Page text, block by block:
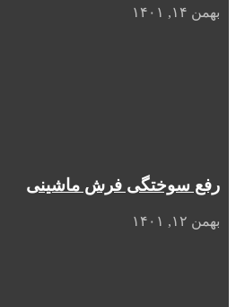
بهمن ۱۴, ۱۴۰۱
رفع سوختگی فرش ماشینی
بهمن ۱۲, ۱۴۰۱